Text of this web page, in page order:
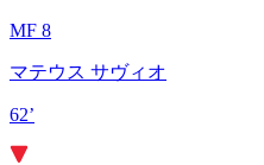
MF 8
マテウス サヴィオ
62’